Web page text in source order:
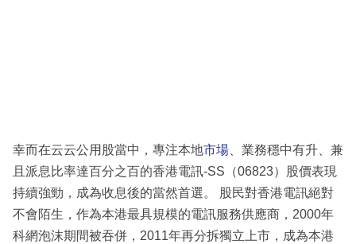
幸而在云云公用股當中，專注本地市場 、業務穩中有升、兼
且派息比率達百分之百的香港電訊-SS（06823）股價表現
持續強勁，成為收息後的當然首選。 股民對香港電訊絕對
不會陌生，作為本港最具規模的電訊服務供應商，2000年
科網泡沫期間被吞併，2011年再分拆獨立上市，成為本港